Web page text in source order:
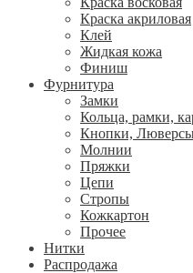
Краска акриловая
Клей
Жидкая кожа
Финиш
Фурнитура
Замки
Кольца, рамки,
Кнопки,
Молнии
Пряжки
Цепи
Стропы
Кожкартон
Прочее
Нитки
Распродажа